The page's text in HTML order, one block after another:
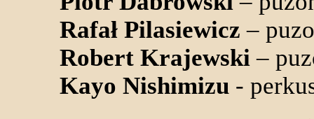
Rafał Pilasiewicz –
Robert Krajewski –
Kayo Nishimizu -